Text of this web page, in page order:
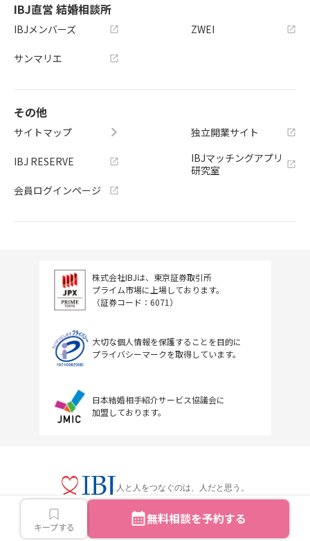
キープする 無料相談を予約する
IBJ直営 結婚相談所
IBJメンバーズ
サンマリエ
ZWEI
その他
サイトマップ
IBJ RESERVE
会員ログインページ
独立開業サイト
IBJマッチングアプリ
研究室
株式会社IBJは、東京証券取引所
プライム市場に上場しております。
（証券コード：6071）
大切な個人情報を保護することを目的に
プライバシーマークを取得しています。
日本結婚相手紹介サービス協議会に
加盟しております。
人と人をつなぐのは、人だと思う。